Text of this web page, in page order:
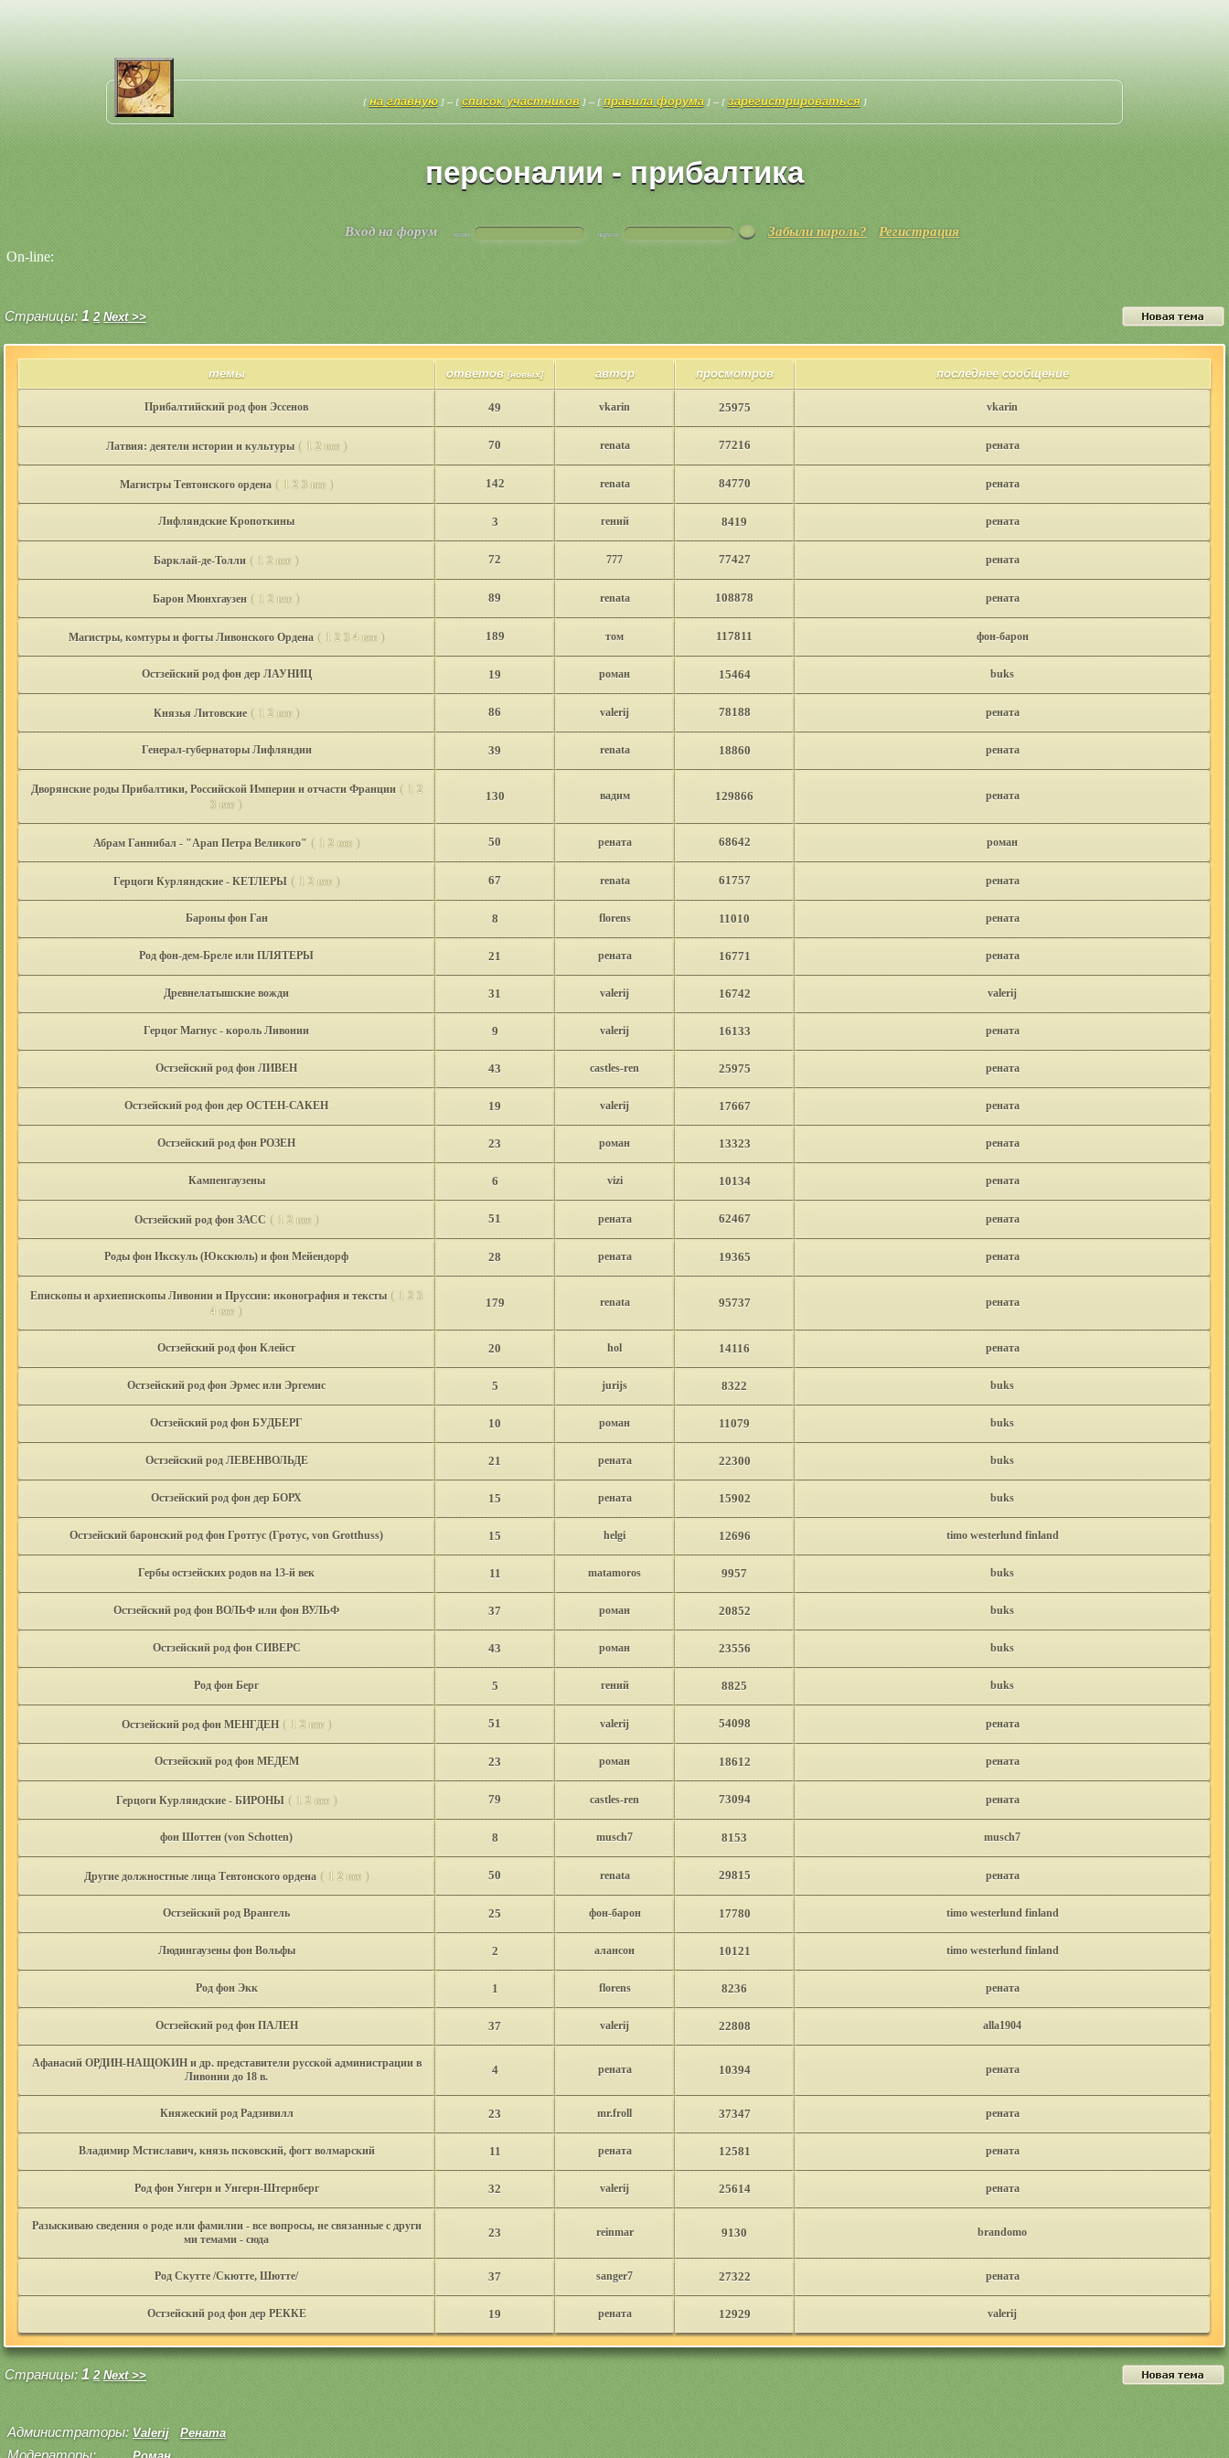
[ на главную] -- [ список участников] -- [ правила форума] -- [ зарегистрироваться]
персоналии - прибалтика
Вход на форум логин пароль Забыли пароль? Регистрация
On-line:
Страницы: 1 2 Next >>
темы ответов [новых] автор просмотров последнее сообщение
Прибалтийский род фон Эссенов 49 vkarin 25975 vkarin
Латвия: деятели истории и культуры( 1 2 все) 70 renata 77216 рената
Магистры Тевтонского ордена( 1 2 3 все) 142 renata 84770 рената
Лифляндские Кропоткины 3 гений 8419 рената
Барклай-де-Толли ( 1 2 все ) 72 777 77427 рената
Барон Мюнхгаузен ( 1 2 все ) 89 renata 108878 рената
Магистры, комтуры и фогты Ливонского Ордена( 1 2 3 4 все) 189 том 117811 фон-барон
Остзейский род фон дер ЛАУНИЦ 19 роман 15464 buks
Князья Литовские( 1 2 все) 86 valerij 78188 рената
Генерал-губернаторы Лифляндии 39 renata 18860 рената
Дворянские роды Прибалтики, Российской Империи и отчасти Франции( 1 2
3 все )
130 вадим 129866 рената
Абрам Ганнибал - "Арап Петра Великого" ( 1 2 все) 50 рената 68642 роман
Герцоги Курляндские - КЕТЛЕРЫ( 1 2 все) 67 renata 61757 рената
Бароны фон Ган 8 florens 11010 рената
Род фон-дем-Бреле или ПЛЯТЕРЫ 21 рената 16771 рената
Древнелатышские вожди 31 valerij 16742 valerij
Герцог Магнус - король Ливонии 9 valerij 16133 рената
Остзейский род фон ЛИВЕН 43 castles-ren 25975 рената
Остзейский род фон дер ОСТЕН-САКЕН 19 valerij 17667 рената
Остзейский род фон РОЗЕН 23 роман 13323 рената
Кампенгаузены 6 vizi 10134 рената
Остзейский род фон ЗАСС ( 1 2 все) 51 рената 62467 рената
Роды фон Икскуль (Юкскюль) и фон Мейендорф 28 рената 19365 рената
Епископы и архиепископы Ливонии и Пруссии: иконография и тексты ( 1 2 3
4 все )
179 renata 95737 рената
Остзейский род фон Клейст 20 hol 14116 рената
Остзейский род фон Эрмес или Эргемис 5 jurijs 8322 buks
Остзейский род фон БУДБЕРГ 10 роман 11079 buks
Остзейский род ЛЕВЕНВОЛЬДЕ 21 рената 22300 buks
Остзейский род фон дер БОРХ 15 рената 15902 buks
Остзейский баронский род фон Гротгус (Гротус, von Grotthuss) 15 helgi 12696 timo westerlund finland
Гербы остзейских родов на 13-й век 11 matamoros 9957 buks
Остзейский род фон ВОЛЬФ или фон ВУЛЬФ 37 роман 20852 buks
Остзейский род фон СИВЕРС 43 роман 23556 buks
Род фон Берг 5 гений 8825 buks
Остзейский род фон МЕНГДЕН( 1 2 все) 51 valerij 54098 рената
Остзейский род фон МЕДЕМ 23 роман 18612 рената
Герцоги Курляндские - БИРОНЫ( 1 2 все) 79 castles-ren 73094 рената
фон Шоттен (von Schotten) 8 musch7 8153 musch7
Другие должностные лица Тевтонского ордена( 1 2 все) 50 renata 29815 рената
Остзейский род Врангель 25 фон-барон 17780 timo westerlund finland
Людингаузены фон Вольфы 2 алансон 10121 timo westerlund finland
Род фон Экк 1 florens 8236 рената
Остзейский род фон ПАЛЕН 37 valerij 22808 alla1904
Афанасий ОРДИН-НАЩОКИН и др. представители русской администрации в
Ливонии до 18 в.
4 рената 10394 рената
Княжеский род Радзивилл 23 mr.froll 37347 рената
Владимир Мстиславич, князь псковский, фогт волмарский 11 рената 12581 рената
Род фон Унгерн и Унгерн-Штернберг 32 valerij 25614 рената
Разыскиваю сведения о роде или фамилии - все вопросы, не связанные с други
ми темами - сюда
23 reinmar 9130 brandomo
Род Скутте /Скютте, Шютте/ 37 sanger7 27322 рената
Остзейский род фон дер РЕККЕ 19 рената 12929 valerij
Страницы: 1 2 Next >>
Администраторы: Valerij Рената
Модераторы: